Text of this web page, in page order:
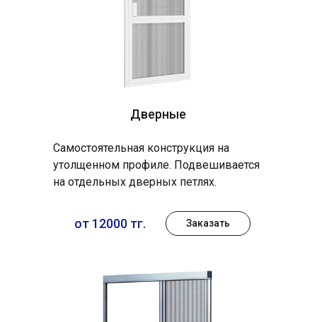
Дверные
Самостоятельная конструкция на
утолщенном профиле. Подвешивается
на отдельных дверных петлях.
от 12000 тг. Заказать